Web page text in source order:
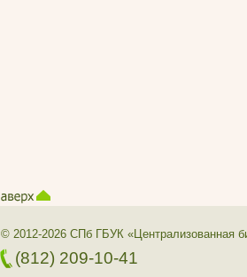
© 2012-2026 СПб ГБУК «Централизованная
(812) 209-10-41